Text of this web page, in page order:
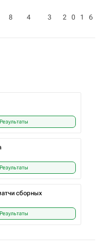
8 4 3 2 0 1 6
Результаты
Результаты
сборных
Результаты